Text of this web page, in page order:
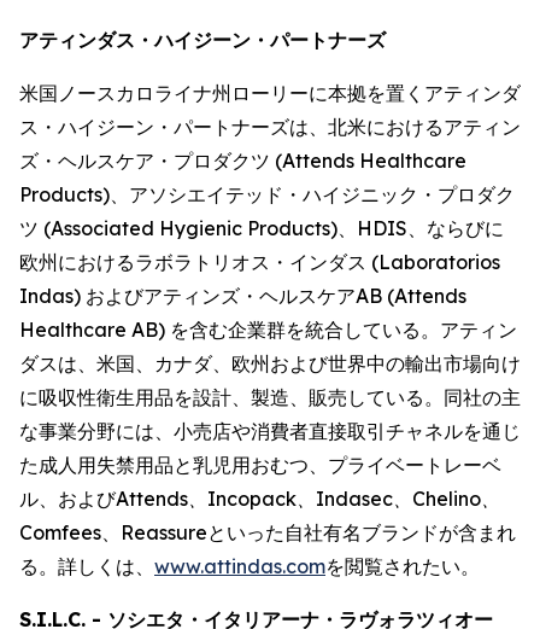
アティンダス・ハイジーン・パートナーズ
米国ノースカロライナ州ローリーに本拠を置くアティンダ
ス・ハイジーン・パートナーズは、北米におけるアティン
ズ・ヘルスケア・プロダクツ (Attends Healthcare
Products)、アソシエイテッド・ハイジニック・プロダク
ツ (Associated Hygienic Products)、HDIS、ならびに
欧州におけるラボラトリオス・インダス (Laboratorios
Indas) およびアティンズ・ヘルスケアAB (Attends
Healthcare AB) を含む企業群を統合している。アティン
ダスは、米国、カナダ、欧州および世界中の輸出市場向け
に吸収性衛生用品を設計、製造、販売している。同社の主
な事業分野には、小売店や消費者直接取引チャネルを通じ
た成人用失禁用品と乳児用おむつ、プライベートレーベ
ル、およびAttends、Incopack、Indasec、Chelino、
Comfees、 Reassureといった自社有名ブランドが含まれ
る。詳しくは、 www.attindas.comを閲覧されたい。
S.I.L.C. - ソシエタ・イタリアーナ・ラヴォラツィオー